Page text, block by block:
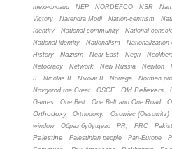
технологии
NEP NORDEFCO NSR
Victory
Narendra Modi Nation-centrism
Identity
National community
National
National identity
Nationalism
Nationalization
History
Nazism Near East Negri
Netocracy
Network New Russia Newton
II
Nicolas II Nikolai II Noriega
Norman
Novgorod the Great
OSCE Old Believers
Games
One Belt One Belt and One Road
Orthodoxy Orthodoxy. Osowiec (Ossowitz)
window
Oбраз будущего PR; PRC
Palestine Palestinian people Pan-Europe